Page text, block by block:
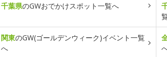
千葉県のGWおでかけスポット一覧へ
関東のGW(ゴールデンウィーク)イベント一覧
へ